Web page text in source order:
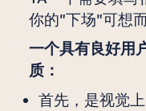
你的"下场"可想而
一个具有良好用
质：
首先，是视觉